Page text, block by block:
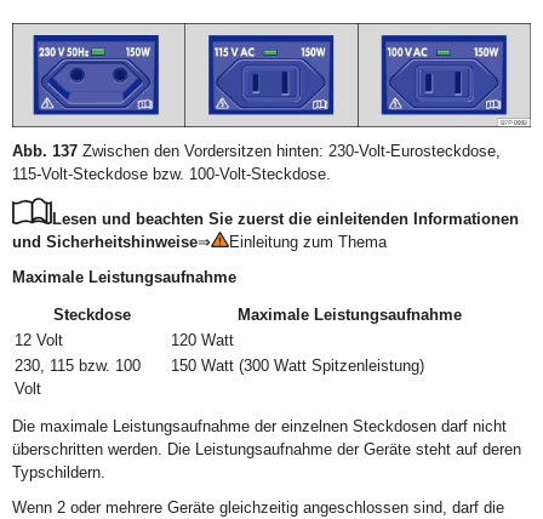
Abb. 137 Zwischen den Vordersitzen hinten: 230-Volt-Eurosteckdose,
115-Volt-Steckdose bzw. 100-Volt-Steckdose.
Lesen und beachten Sie zuerst die einleitenden Informationen
und Sicherheitshinweise⇒
Einleitung zum Thema
Maximale Leistungsaufnahme
Steckdose
Maximale Leistungsaufnahme
12 Volt
120 Watt
230, 115 bzw. 100
Volt
150 Watt (300 Watt Spitzenleistung)
Die maximale Leistungsaufnahme der einzelnen Steckdosen darf nicht
überschritten werden. Die Leistungsaufnahme der Geräte steht auf deren
Typschildern.
Wenn 2 oder mehrere Geräte gleichzeitig angeschlossen sind, darf die